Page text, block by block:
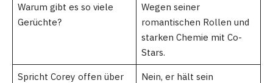
Warum gibt es so viele
Gerüchte?
Wegen seiner
romantischen Rollen und
starken Chemie mit Co-
Stars.
Spricht Corey offen über
Nein, er hält sein